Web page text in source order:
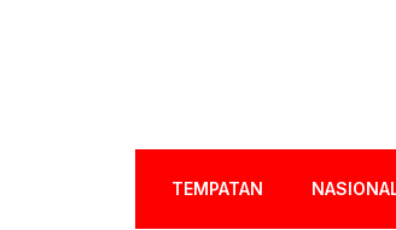
TEMPATAN